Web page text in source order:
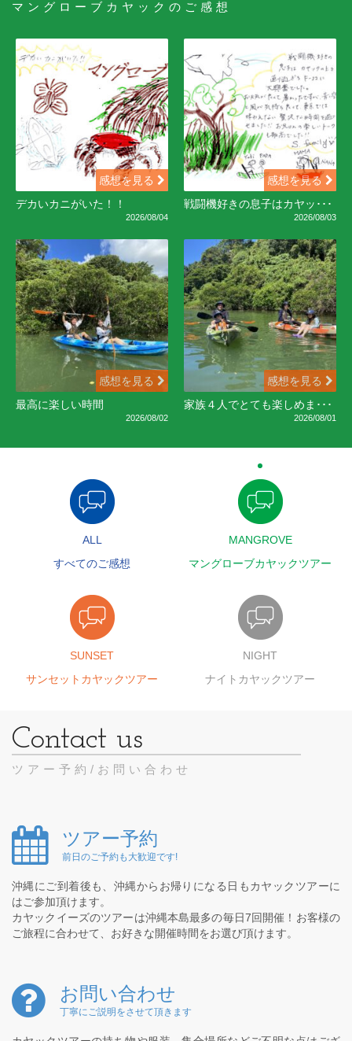
マングローブカヤックのご感想
感想を見る
デカいカニがいた！！
2026/08/04
感想を見る
戦闘機好きの息子はカヤッ･･･
2026/08/03
感想を見る
最高に楽しい時間
2026/08/02
感想を見る
家族４人でとても楽しめま･･･
2026/08/01
ALL
すべてのご感想
MANGROVE
マングローブカヤックツアー
SUNSET
サンセットカヤックツアー
NIGHT
ナイトカヤックツアー
ツアー予約/お問い合わせ
ツアー予約
前日のご予約も大歓迎です!
沖縄にご到着後も、沖縄からお帰りになる日もカヤックツアーに
はご参加頂けます。
カヤックイーズのツアーは沖縄本島最多の毎日7回開催！お客様の
ご旅程に合わせて、お好きな開催時間をお選び頂けます。
お問い合わせ
丁寧にご説明をさせて頂きます